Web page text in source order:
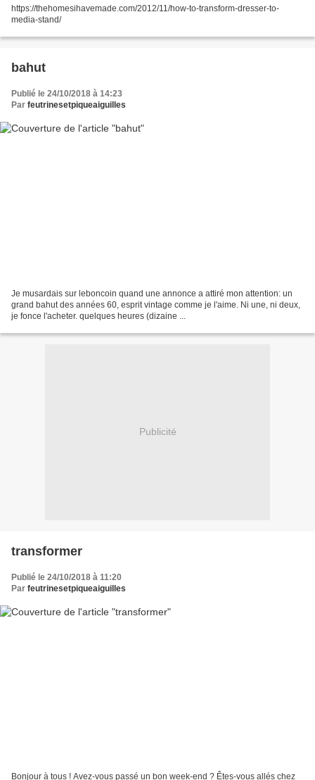
https://thehomesihavemade.com/2012/11/how-to-transform-dresser-to-
media-stand/
bahut
Publié le 24/10/2018 à 14:23
Par feutrinesetpiqueaiguilles
Je musardais sur leboncoin quand une annonce a attiré mon attention: un
grand bahut des années 60, esprit vintage comme je l'aime. Ni une, ni deux,
je fonce l'acheter. quelques heures (dizaine ...
Publicité
transformer
Publié le 24/10/2018 à 11:20
Par feutrinesetpiqueaiguilles
Bonjour à tous ! Avez-vous passé un bon week-end ? Êtes-vous allés chez